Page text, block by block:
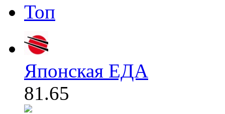
Топ
Японская ЕДА
81.65